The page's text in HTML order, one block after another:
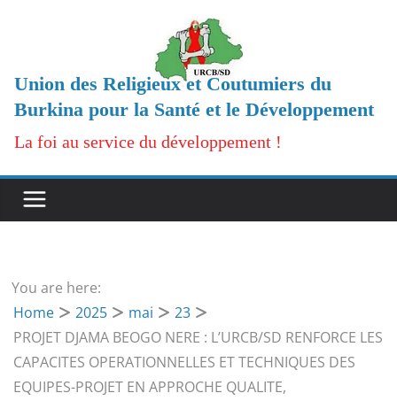
Union des Religieux et Coutumiers du
Burkina pour la Santé et le Développement
La foi au service du développement !
You are here:
Home
2025 mai
23
PROJET DJAMA BEOGO NERE : L’URCB/SD RENFORCE LES
CAPACITES OPERATIONNELLES ET TECHNIQUES DES
EQUIPES-PROJET EN APPROCHE QUALITE,